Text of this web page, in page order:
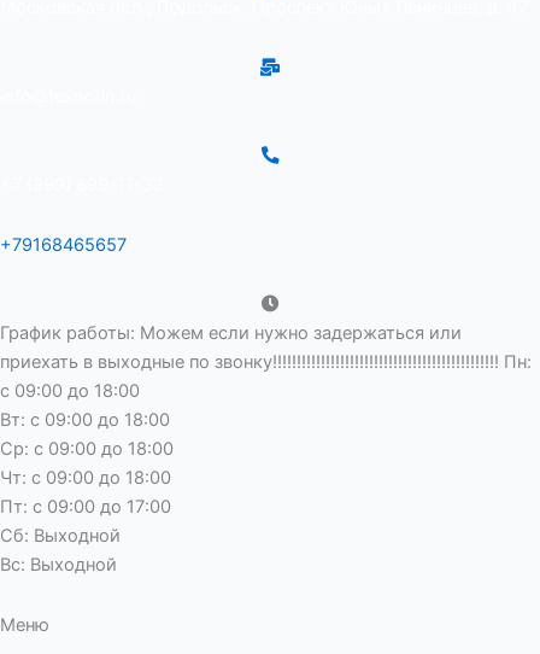
+79168465657
График работы: Можем если нужно задержаться или
приехать в выходные по звонку!!!!!!!!!!!!!!!!!!!!!!!!!!!!!!!!!!!!!!!!!!!!!!! Пн:
с 09:00 до 18:00
Вт: с 09:00 до 18:00
Ср: с 09:00 до 18:00
Чт: с 09:00 до 18:00
Пт: с 09:00 до 17:00
Сб: Выходной
Вс: Выходной
Меню